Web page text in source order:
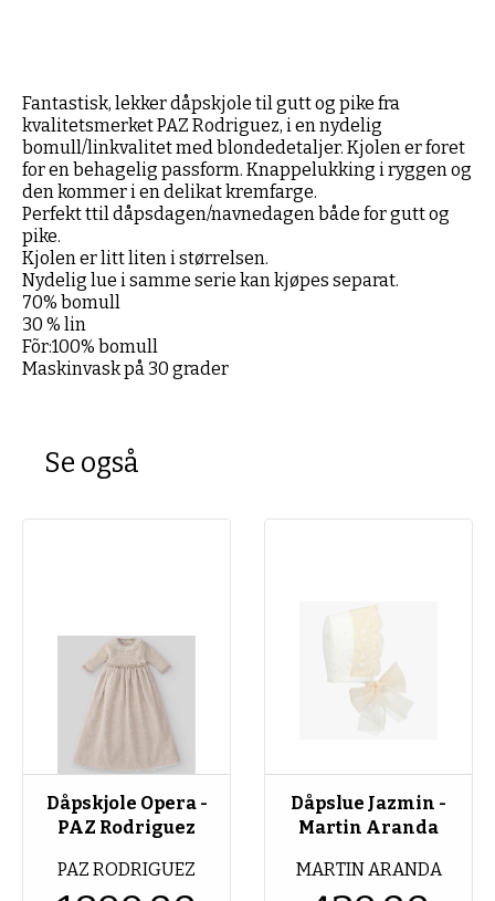
Fantastisk, lekker dåpskjole til gutt og pike fra
kvalitetsmerket PAZ Rodriguez, i en nydelig
bomull/linkvalitet med blondedetaljer. Kjolen er foret
for en behagelig passform. Knappelukking i ryggen og
den kommer i en delikat kremfarge.
Perfekt ttil dåpsdagen/navnedagen både for gutt og
pike.
Kjolen er litt liten i størrelsen.
Nydelig lue i samme serie kan kjøpes separat.
70% bomull
30 % lin
Fõr:100% bomull
Maskinvask på 30 grader
Se også
Dåpskjole Opera -
PAZ Rodriguez
PAZ RODRIGUEZ
Dåpslue Jazmin -
Martin Aranda
MARTIN ARANDA